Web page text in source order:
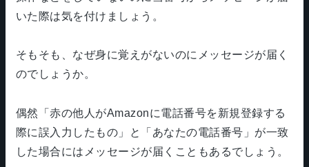
いた際は気を付けましょう。
そもそも、なぜ身に覚えがないのにメッセージが届く
のでしょうか。
偶然「赤の他人がAmazonに電話番号を新規登録する
際に誤入力したもの」と「あなたの電話番号」が一致
した場合にはメッセージが届くこともあるでしょう。